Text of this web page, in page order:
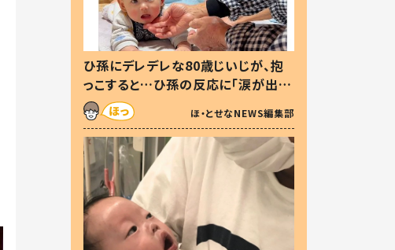
ひ孫にデレデレな80歳じいじが、抱
っこすると…ひ孫の反応に「涙が出ま
した」「可愛くて仕方ない」
ほ・とせなNEWS編集部